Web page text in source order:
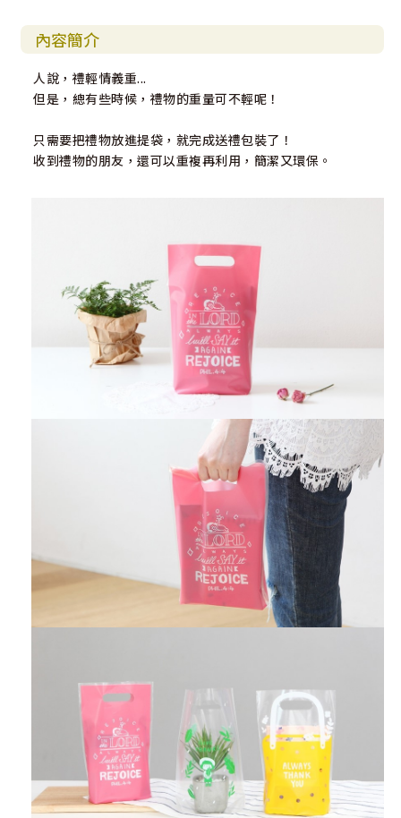
內容簡介
人說，禮輕情義重...
但是，總有些時候，禮物的重量可不輕呢！
只需要把禮物放進提袋，就完成送禮包裝了！
收到禮物的朋友，還可以重複再利用，簡潔又環保。